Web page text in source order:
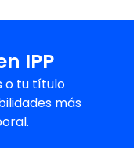
IPP
o tu título
más